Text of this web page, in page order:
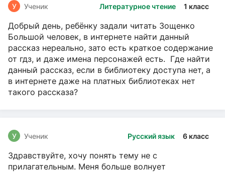
Литературное чтение 1 класс
У Ученик
Добрый день, ребёнку задали читать Зощенко
Большой человек, в интернете найти данный
рассказ нереально, зато есть краткое содержание
от гдз, и даже имена персонажей есть. Где найти
данный рассказ, если в библиотеку доступа нет, а
в интернете даже на платных библиотеках нет
такого рассказа?
Русский язык 6 класс
У Ученик
Здравствуйте, хочу понять тему не с
прилагательным. Меня больше волнует